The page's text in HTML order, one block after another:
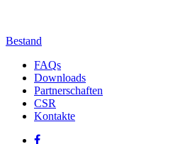
Bestand
FAQs
Downloads
Partnerschaften
CSR
Kontakte